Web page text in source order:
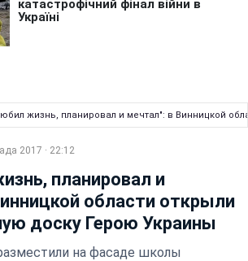
жизнь, планировал и мечтал": в Винницкой
2017 · 22:12
планировал и
области открыли
доску Герою Украины
на фасаде школы